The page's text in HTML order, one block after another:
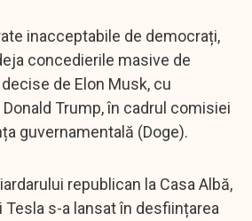
inacceptabile de democrați,
concedierile masive de
de Elon Musk, cu
Trump, în cadrul comisiei
guvernamentală (Doge).
republican la Casa Albă,
Tesla s-a lansat în desființarea